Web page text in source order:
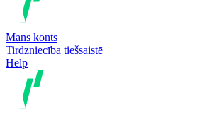
Mans konts
Tirdzniecība tiešsaistē
Help